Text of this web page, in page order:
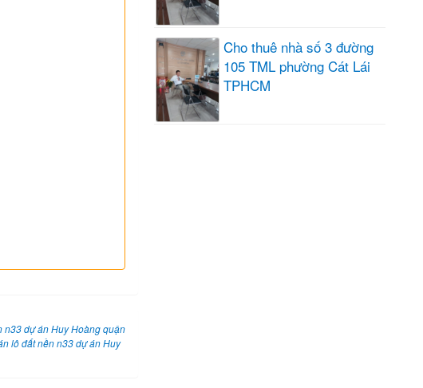
n33 dự án Huy Hoàng quận
lô đất nền n33 dự án Huy
Cho thuê nhà số 3 đường
105 TML phường Cát Lái
TPHCM